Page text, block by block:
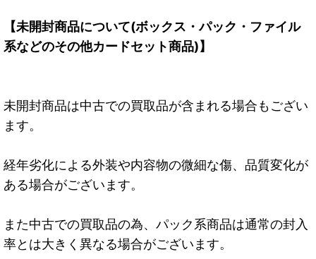
【未開封商品について(ボックス・パック・ファイル
系などのその他カードセット商品)】
未開封商品は中古での買取品が含まれる場合もござい
ます。
経年劣化による外装や内容物の微細な傷、品質変化が
ある場合がございます。
また中古での買取品の為、パック系商品は通常の封入
率とは大きく異なる場合がございます。